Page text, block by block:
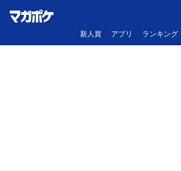
新人賞 アプリ ランキング